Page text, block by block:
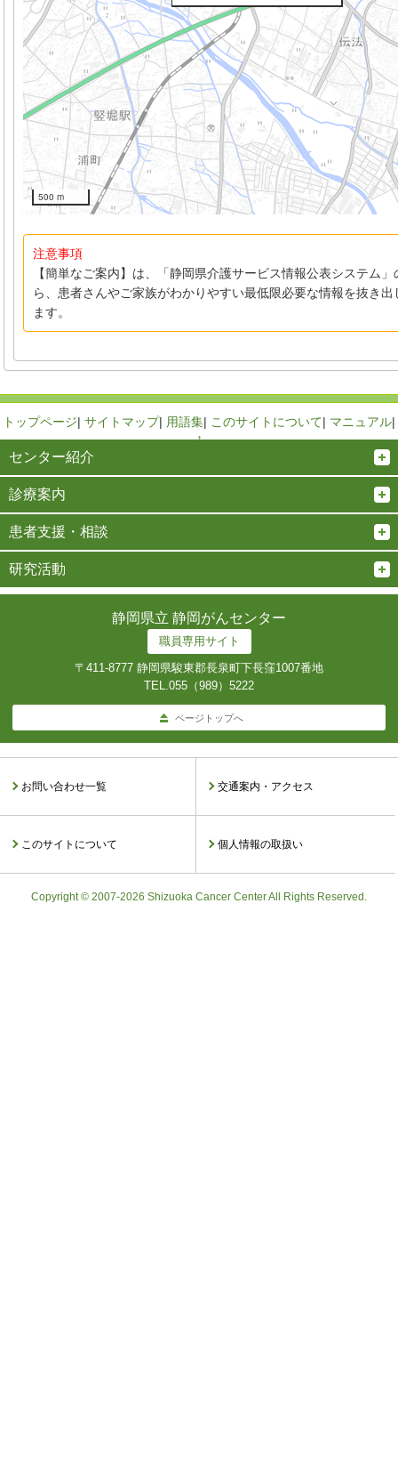
500 m
注意事項
【簡単なご案内】は、「静岡県介護サービス情報公表システム
ら、患者さんやご家族がわかりやすい最低限必要な情報を抜き
ます。
トップページ| サイトマップ| 用語集| このサイトについて| マニュアル|
↑
センター紹介
診療案内
患者支援・相談
研究活動
静岡県立 静岡がんセンター
職員専用サイト
〒411-8777 静岡県駿東郡長泉町下長窪1007番地
TEL.055（989）5222
ページトップへ
お問い合わせ一覧 交通案内・アクセス
このサイトについて 個人情報の取扱い
Copyright © 2007-2026 Shizuoka Cancer Center All Rights Reserved.